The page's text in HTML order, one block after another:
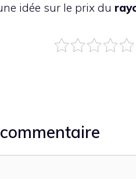
idée sur le prix du